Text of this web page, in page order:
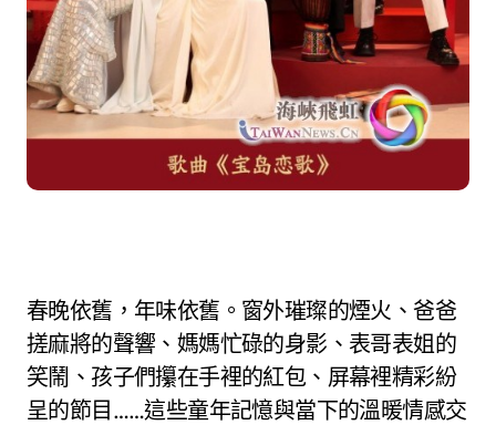
春晚依舊，年味依舊。窗外璀璨的煙火、爸爸
搓麻將的聲響、媽媽忙碌的身影、表哥表姐的
笑鬧、孩子們攥在手裡的紅包、屏幕裡精彩紛
呈的節目……這些童年記憶與當下的溫暖情感交